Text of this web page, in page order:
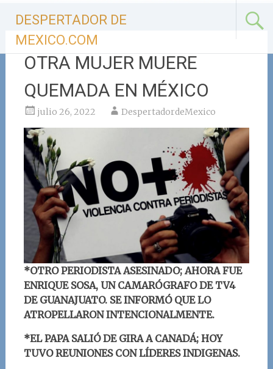
contenido
DESPERTADOR DE
MEXICO.COM
OTRA MUJER MUERE
QUEMADA EN MÉXICO
julio 26, 2022 DespertadordeMexico
*OTRO PERIODISTA ASESINADO; AHORA FUE
ENRIQUE SOSA, UN CAMARÓGRAFO DE TV4
DE GUANAJUATO. SE INFORMÓ QUE LO
ATROPELLARON INTENCIONALMENTE.
*EL PAPA SALIÓ DE GIRA A CANADÁ; HOY
TUVO REUNIONES CON LÍDERES INDIGENAS.